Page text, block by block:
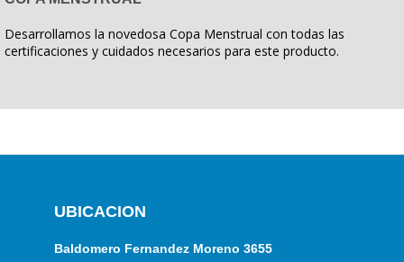
Desarrollamos la novedosa Copa Menstrual con todas las
certificaciones y cuidados necesarios para este producto.
UBICACION
Baldomero Fernandez Moreno 3655